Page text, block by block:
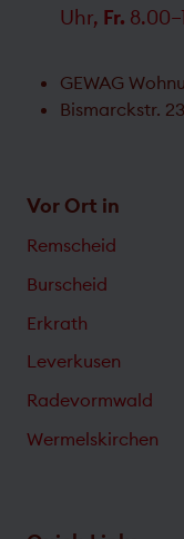
Uhr, Fr.
GEWAG
Bismarckstr.
Vor Ort in
Remscheid
Burscheid
Erkrath
Leverkusen
Radevormwald
Wermelskirchen